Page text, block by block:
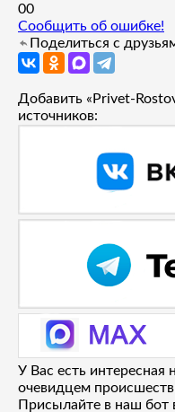
00
Сообщить об ошибке!
Поделиться с
Добавить «Privet-
источников:
У Вас есть интересная
очевидцем
Присылайте в наш бот